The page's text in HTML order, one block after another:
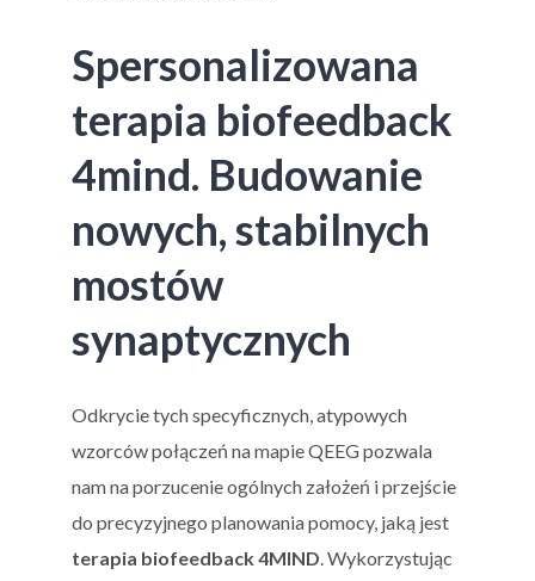
Spersonalizowana
terapia biofeedback
4mind. Budowanie
nowych, stabilnych
mostów
synaptycznych
Odkrycie tych specyficznych, atypowych
wzorców połączeń na mapie QEEG pozwala
nam na porzucenie ogólnych założeń i przejście
do precyzyjnego planowania pomocy, jaką jest
terapia biofeedback 4MIND. Wykorzystując